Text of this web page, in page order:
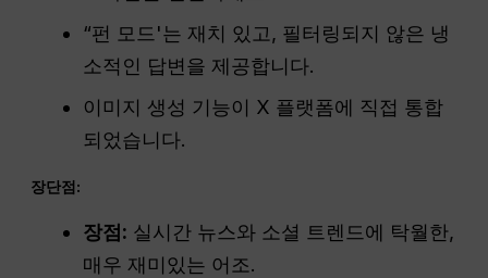
“펀 모드'는 재치 있고, 필터링되지 않은 냉
소적인 답변을 제공합니다.
이미지 생성 기능이 X 플랫폼에 직접 통합
되었습니다.
장단점:
장점: 실시간 뉴스와 소셜 트렌드에 탁월한,
매우 재미있는 어조.